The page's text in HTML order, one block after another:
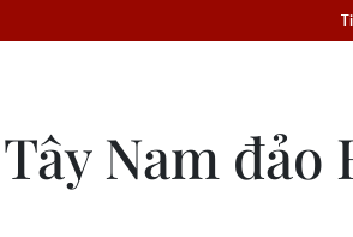
Nam đảo